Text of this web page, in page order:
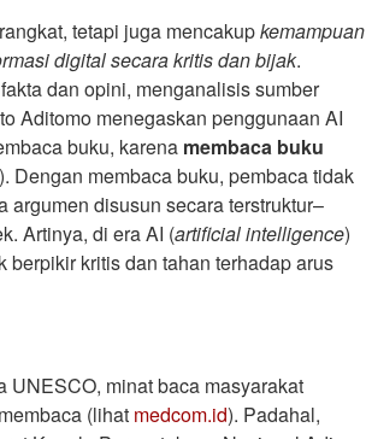
tetapi juga mencakupkemampuan
digital secara kritis dan bijak.
dan opini, menganalisis sumber
Aditomo menegaskan penggunaan AI
buku, karena membaca buku
). Dengan membaca buku, pembaca tidak
argumen disusun secara terstruktur–
Artinya, di era AI (artificialintelligence)
berpikir kritis dan tahan terhadap arus
UNESCO, minat baca masyarakat
(lihat medcom.id). Padahal,